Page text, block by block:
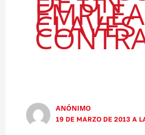
ANÓNIMO
19 DE MARZO DE 2013 A